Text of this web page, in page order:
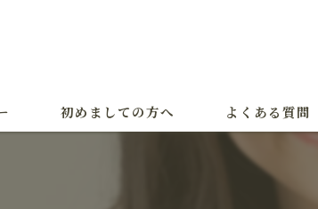
初めましての方へ よくある質問